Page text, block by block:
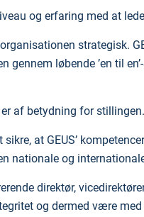
og erfaring med at
strategisk.
løbende ’en til
af betydning for stillingen.
at GEUS’
nationale og
direktør,
og dermed være